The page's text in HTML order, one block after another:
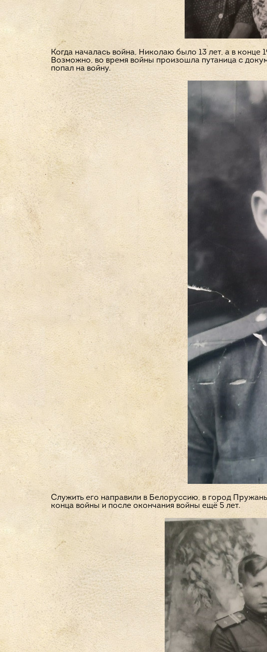
Когда началась война, Николаю было 13 лет, а в
Возможно, во время войны произошла путаница с
попал на войну.
Служить его направили в Белоруссию, в город
конца войны и после окончания войны ещё 5 лет.